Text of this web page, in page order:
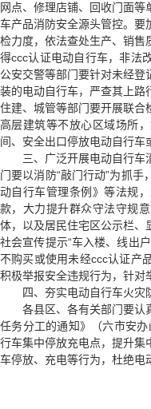
网点、修理店铺、回收门面
车产品消防安全源头管控。要
检力度，依法查处生产、销售
得ccc认证电动自行车，非法
公安交警等部门要针对未经登
装的电动自行车，严查其上路
住建、城管等部门要开展联合
高层建筑等不放心区域场所
间、安全出口停放电动自行车
三、广泛开展电动自行车
门要以消防“敲门行动”为抓
动自行车管理条例》等法规
款，大力提升群众守法守规
体，以及居民住宅区公示栏、
社会宣传提示“车入楼、线出
不购买或使用未经ccc认证产
积极举报安全违规行为，针对
四、夯实电动自行车火灾
各县区、各有关部门要认
任务分工的通知》（六市安
行车集中停放充电点，提升集
车停放、充电等行为，杜绝电